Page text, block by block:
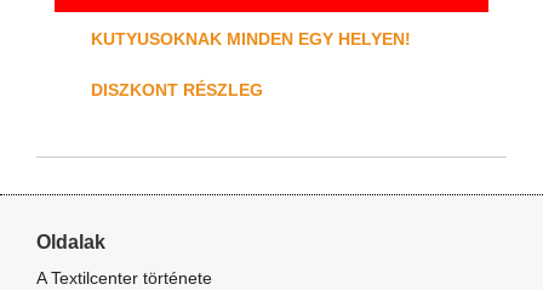
KUTYUSOKNAK MINDEN EGY HELYEN!
DISZKONT RÉSZLEG
Oldalak
A Textilcenter története